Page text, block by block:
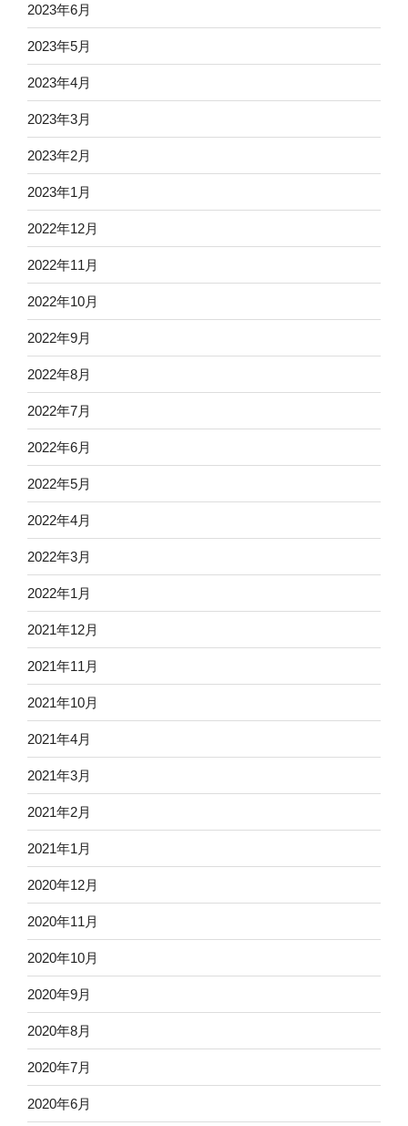
2023年6月
2023年5月
2023年4月
2023年3月
2023年2月
2023年1月
2022年12月
2022年11月
2022年10月
2022年9月
2022年8月
2022年7月
2022年6月
2022年5月
2022年4月
2022年3月
2022年1月
2021年12月
2021年11月
2021年10月
2021年4月
2021年3月
2021年2月
2021年1月
2020年12月
2020年11月
2020年10月
2020年9月
2020年8月
2020年7月
2020年6月